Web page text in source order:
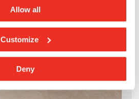
Allow all
Customize
Deny